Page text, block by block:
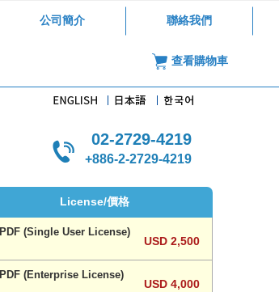
公司簡介 聯絡我們
查看購物車
02-2729-4219
+886-2-2729-4219
License/價格
PDF (Single User License)
USD 2,500
PDF (Enterprise License)
USD 4,000